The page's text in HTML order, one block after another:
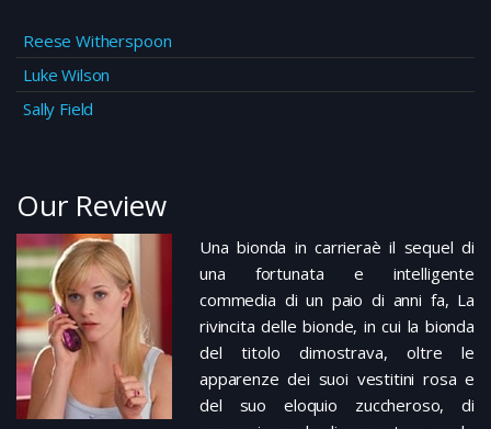
Reese Witherspoon
Luke Wilson
Sally Field
Our Review
Una bionda in carrieraè il sequel di
una fortunata e intelligente
commedia di un paio di anni fa, La
rivincita delle bionde, in cui la bionda
del titolo dimostrava, oltre le
apparenze dei suoi vestitini rosa e
del suo eloquio zuccheroso, di